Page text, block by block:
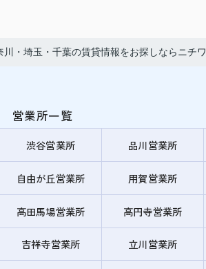
川・埼玉・千葉の賃貸情報をお探しならニチワ
営業所一覧
渋谷営業所 品川営業所
自由が丘営業所 用賀営業所
高田馬場営業所 高円寺営業所
吉祥寺営業所 立川営業所